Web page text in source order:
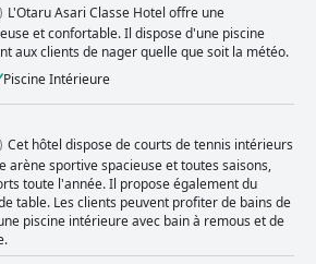
L'Otaru Asari Classe Hotel offre une
et confortable. Il dispose d'une piscine
aux clients de nager quelle que soit la météo.
Piscine Intérieure
Cet hôtel dispose de courts de tennis intérieurs
arène sportive spacieuse et toutes saisons,
toute l'année. Il propose également du
table. Les clients peuvent profiter de bains de
piscine intérieure avec bain à remous et de